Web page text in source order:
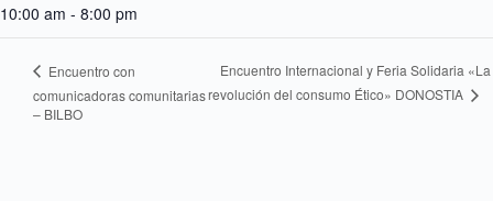
10:00 am - 8:00 pm
Encuentro con
comunicadoras comunitarias
– BILBO
Encuentro Internacional y Feria Solidaria «La
revolución del consumo Ético» DONOSTIA